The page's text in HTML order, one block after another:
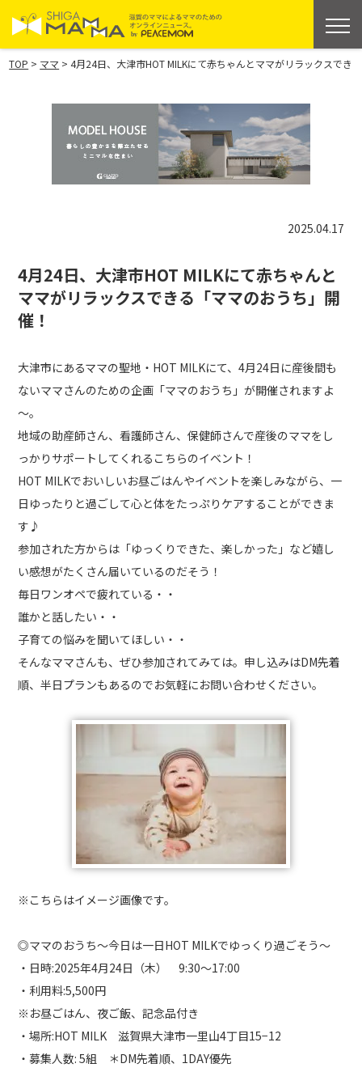
TOP > ママ >4月24日、大津市HOT MILKにて赤ちゃんとママがリラックスでき
2025.04.17
4月24日、大津市HOT MILKにて赤ちゃんと
ママがリラックスできる「ママのおうち」開
催！
大津市にあるママの聖地・HOT MILKにて、4月24日に産後間も
ないママさんのための企画「ママのおうち」が開催されますよ
～。
地域の助産師さん、看護師さん、保健師さんで産後のママをし
っかりサポートしてくれるこちらのイベント！
HOT MILKでおいしいお昼ごはんやイベントを楽しみながら、一
日ゆったりと過ごして心と体をたっぷりケアすることができま
す♪
参加された方からは「ゆっくりできた、楽しかった」など嬉し
い感想がたくさん届いているのだそう！
毎日ワンオペで疲れている・・
誰かと話したい・・
子育ての悩みを聞いてほしい・・
そんなママさんも、ぜひ参加されてみては。申し込みはDM先着
順、半日プランもあるのでお気軽にお問い合わせください。
※こちらはイメージ画像です。
◎ママのおうち〜今日は一日HOT MILKでゆっくり過ごそう〜
・日時:2025年4月24日（木） 9:30〜17:00
・利用料:5,500円
※お昼ごはん、夜ご飯、記念品付き
・場所:HOT MILK 滋賀県大津市一里山4丁目15−12
・募集人数: 5組 ＊DM先着順、1DAY優先